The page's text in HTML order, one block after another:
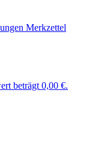
Merkzettel
beträgt 0,00 €.